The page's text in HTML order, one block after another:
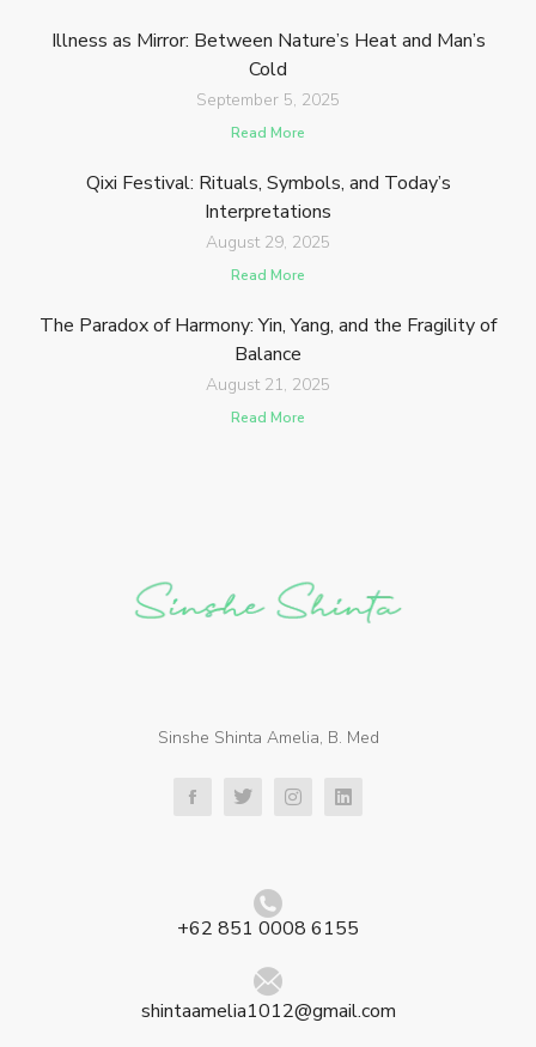
Illness as Mirror: Between Nature’s Heat and Man’s
Cold
September 5, 2025
Read More
Qixi Festival: Rituals, Symbols, and Today’s
Interpretations
August 29, 2025
Read More
The Paradox of Harmony: Yin, Yang, and the Fragility of
Balance
August 21, 2025
Read More
Sinshe Shinta Amelia, B. Med
+62 851 0008 6155
shintaamelia1012@gmail.com